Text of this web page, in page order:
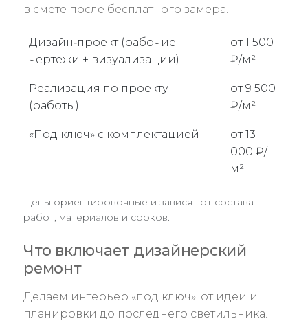
в смете после бесплатного замера.
Дизайн‑проект (рабочие
чертежи + визуализации)
от 1 500
₽/м²
Реализация по проекту
(работы)
от 9 500
₽/м²
«Под ключ» с комплектацией
от 13
000 ₽/
м²
Цены ориентировочные и зависят от состава
работ, материалов и сроков.
Что включает дизайнерский
ремонт
Делаем интерьер «под ключ»: от идеи и
планировки до последнего светильника.